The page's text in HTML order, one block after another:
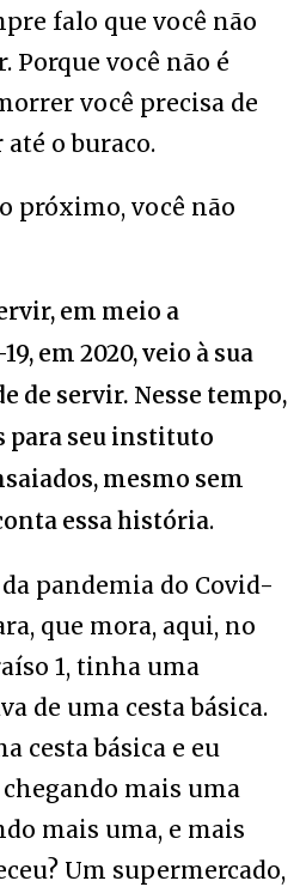
falo que você não
Porque você não é
você precisa de
o buraco.
próximo, você não
em meio a
em 2020, veio à sua
de servir. Nesse tempo,
para seu instituto
mesmo sem
essa história.
pandemia do Covid-
que mora, aqui, no
1, tinha uma
de uma cesta básica.
cesta básica e eu
mais uma
mais uma, e mais
Um supermercado,